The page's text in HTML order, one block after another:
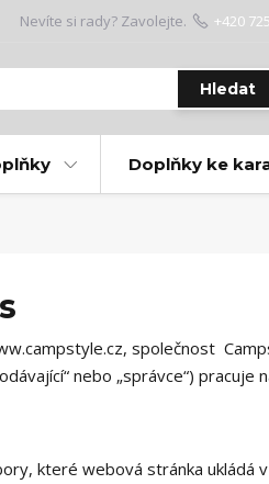
Hledat
Nevíte si rady? Zavolejte. +420
Doplňky ke
společnost
nebo „správce“)
které webová stránka ukládá